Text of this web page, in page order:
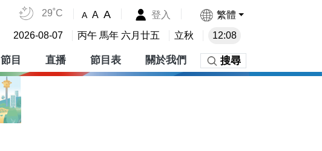
29˚C A A A 登入 繁體
2026-08-07 丙午 馬年 六月廿五 立秋 12:08
節目 直播 節目表 關於我們 搜尋